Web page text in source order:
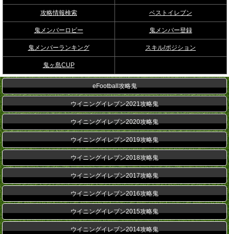
攻略情報検索 ベストイレブン
鬼メンバーロビー 鬼メンバー登録
鬼メンバーランキング スキル/ポジション
鬼ヶ島CUP
eFootball攻略鬼
ウイニングイレブン2021攻略鬼
ウイニングイレブン2020攻略鬼
ウイニングイレブン2019攻略鬼
ウイニングイレブン2018攻略鬼
ウイニングイレブン2017攻略鬼
ウイニングイレブン2016攻略鬼
ウイニングイレブン2015攻略鬼
ウイニングイレブン2014攻略鬼